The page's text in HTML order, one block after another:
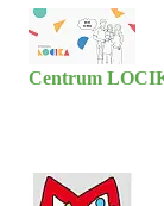
Centrum